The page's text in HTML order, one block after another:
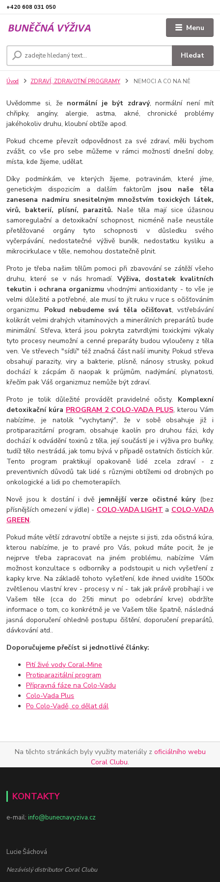
Menu
Hledat
+420 608 031 050
Úvod ZDRAVÍ, ZDRAVOTNÍ PROGRAMY NEMOCI A CO NA NĚ
Uvědomme si, že normální je být zdravý, normální není mít
chřipky, angíny, alergie, astma, akné, chronické problémy
jakéhokoliv druhu, kloubní obtíže apod.
Pokud chceme převzít odpovědnost za své zdraví, měli bychom
zvážit, co vše pro sebe můžeme v rámci možností dnešní doby,
místa, kde žijeme, udělat.
Díky podmínkám, ve kterých žijeme, potravinám, které jíme,
genetickým dispozicím a dalším faktorům jsou naše těla
zanesena nadmíru snesitelným množstvím toxických látek,
virů, bakterií, plísní, parazitů. Naše těla mají sice úžasnou
samoregulační a detoxikační schopnost, nicméně naše neustále
přetěžované orgány tyto schopnosti v důsledku svého
vyčerpávání, nedostatečné výživě buněk, nedostatku kyslíku a
mikrocirkulace v těle, nemohou dostatečně plnit.
Proto je třeba našim tělům pomoci při zbavování se zátěží všeho
druhu, které se v nás hromadí. Výživa, dostatek kvalitních
tekutin i ochrana organizmu vhodnými antioxidanty - to vše je
velmi důležité a potřebné, ale musí to jít ruku v ruce s očišťováním
organizmu. Pokud nebudeme svá těla očišťovat, vstřebávání
kolikrát velmi drahých vitamínových a minerálních preparátů bude
minimální. Střeva, která jsou pokryta zatvrdlými toxickými výkaly
tyto procesy neumožní a cenné preparáty budou vyloučeny z těla
ven. Ve střevech "sídlí" též značná část naší imunity. Pokud střeva
obsahují parazity, viry a bakterie, plísně, nánosy strusky, pokud
dochází k zácpám či naopak k průjmům, nadýmání, plynatosti,
křečím pak Váš organizmuz nemůže být zdraví.
Proto je tolik důležité provádět pravidelné očisty. Komplexní
detoxikační kúra PROGRAM 2 COLO-VADA PLUS, kterou Vám
nabízíme, je natolik "vychytaný", že v sobě obsahuje již i
protiparazitární program, obsahuje kaolín pro druhou fázi, kdy
dochází k odvádění toxinů z těla, její součástí je i výživa pro buňky,
tudíž tělo nestrádá, jak tomu bývá v případě ostatních čistících kůr.
Tento program praktikují opakovaně lidé zcela zdraví - z
preventivních důvodů tak lidé s různými obtížemi od drobných po
onkologické a lidi po chemoterapíích.
Nově jsou k dostání i dvě jemnější verze očistné kúry (bez
přísnějších omezení v jídle) - COLO-VADA LIGHT a COLO-VADA
GREEN.
Pokud máte větší zdravotní obtíže a nejste si jisti, zda očistná kúra,
kterou nabízíme, je to pravé pro Vás, pokud máte pocit, že je
nejprve třeba zapracovat na jiném problému, nabízíme Vám
možnost konzultace s odborníky a podstoupit u nich vyšetření z
kapky krve. Na základě tohoto vyšetření, kde ihned uvidíte 1500x
zvětšenou vlastní krev - procesy v ní - tak jak právě probíhají i ve
Vašem těle (cca do 25ti minut po odebrání krve) obdržíte
informace o tom, co konkrétně je ve Vašem těle špatně, následná
jasná doporučení ohledně postupu čištění, doporučení preparátů,
dávkování atd..
Doporučujeme přečíst si jednotlivé články:
Pití živé vody Coral-Mine
Protiparazitální program
Přípravná fáze na Colo-Vadu
Colo-Vada Plus
Po Colo-Vadě, co dělat dál
Na těchto stránkách byly využity materiály z oficiálního webu
Coral Clubu.
KONTAKTY
e-mail:info@bunecnavyziva.cz
Lucie Šáchová
Nezávislý distributor Coral Clubu